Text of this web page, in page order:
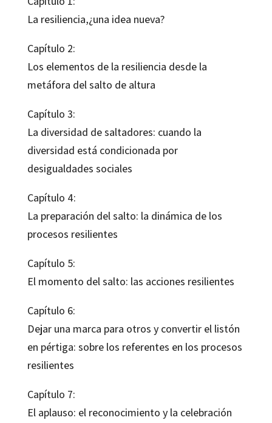
La resiliencia,¿una idea nueva?
Capítulo 2:
Los elementos de la resiliencia desde la
metáfora del salto de altura
Capítulo 3:
La diversidad de saltadores: cuando la
diversidad está condicionada por
desigualdades sociales
Capítulo 4:
La preparación del salto: la dinámica de los
procesos resilientes
Capítulo 5:
El momento del salto: las acciones resilientes
Capítulo 6:
Dejar una marca para otros y convertir el listón
en pértiga: sobre los referentes en los procesos
resilientes
Capítulo 7:
El aplauso: el reconocimiento y la celebración